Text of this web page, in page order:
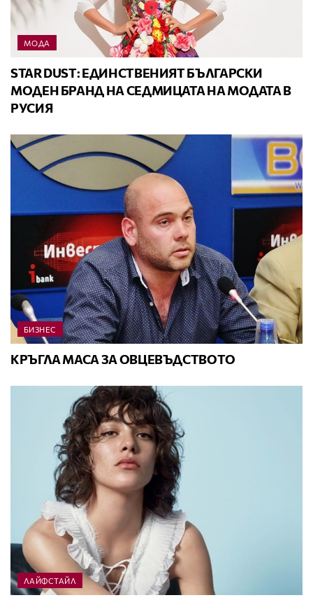
МОДА
STAR DUST: ЕДИНСТВЕНИЯТ БЪЛГАРСКИ
МОДЕН БРАНД НА СЕДМИЦАТА НА МОДАТА В
РУСИЯ
БИЗНЕС
КРЪГЛА МАСА ЗА ОВЦЕВЪДСТВОТО
ЛАЙФСТАЙЛ